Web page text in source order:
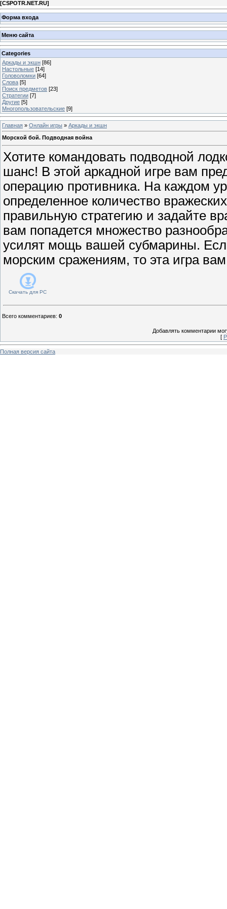
[CSPOTR.NET.RU]
Форма входа
Меню сайта
Categories
Аркады и экшн [86]
Настольные [14]
Головоломки [64]
Слова [5]
Поиск предметов [23]
Стратегии [7]
Другие [5]
Многопользовательские [9]
Главная » Онлайн игры » Аркады и экшн
Морской бой. Подводная война
Хотите командовать подводной
шанс! В этой аркадной игре вам
операцию противника. На каждом
определенное количество
правильную стратегию и задайте
вам попадется множество
усилят мощь вашей субмарины.
морским сражениям, то эта игра
Скачать для PC
Всего комментариев: 0
Добавлять комментарии
[
Полная версия сайта